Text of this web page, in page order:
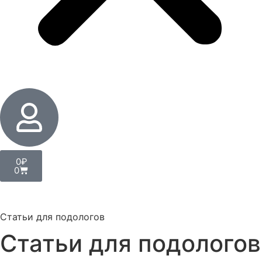
0₽
0
Статьи для подологов
Статьи для подологов